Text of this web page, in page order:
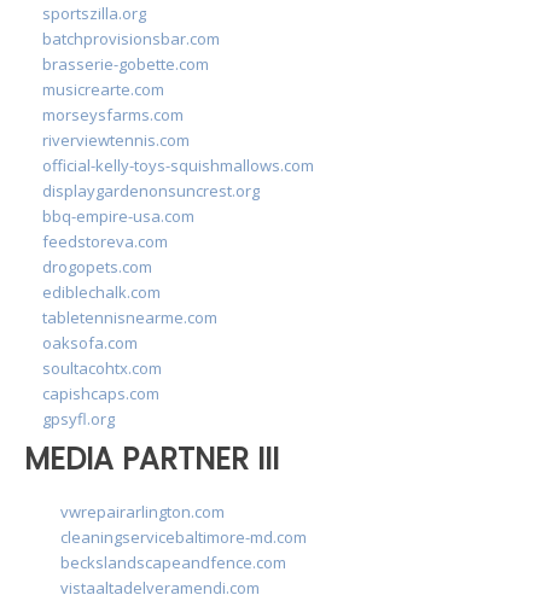
sportszilla.org
batchprovisionsbar.com
brasserie-gobette.com
musicrearte.com
morseysfarms.com
riverviewtennis.com
official-kelly-toys-squishmallows.com
displaygardenonsuncrest.org
bbq-empire-usa.com
feedstoreva.com
drogopets.com
ediblechalk.com
tabletennisnearme.com
oaksofa.com
soultacohtx.com
capishcaps.com
gpsyfl.org
MEDIA PARTNER III
vwrepairarlington.com
cleaningservicebaltimore-md.com
beckslandscapeandfence.com
vistaaltadelveramendi.com